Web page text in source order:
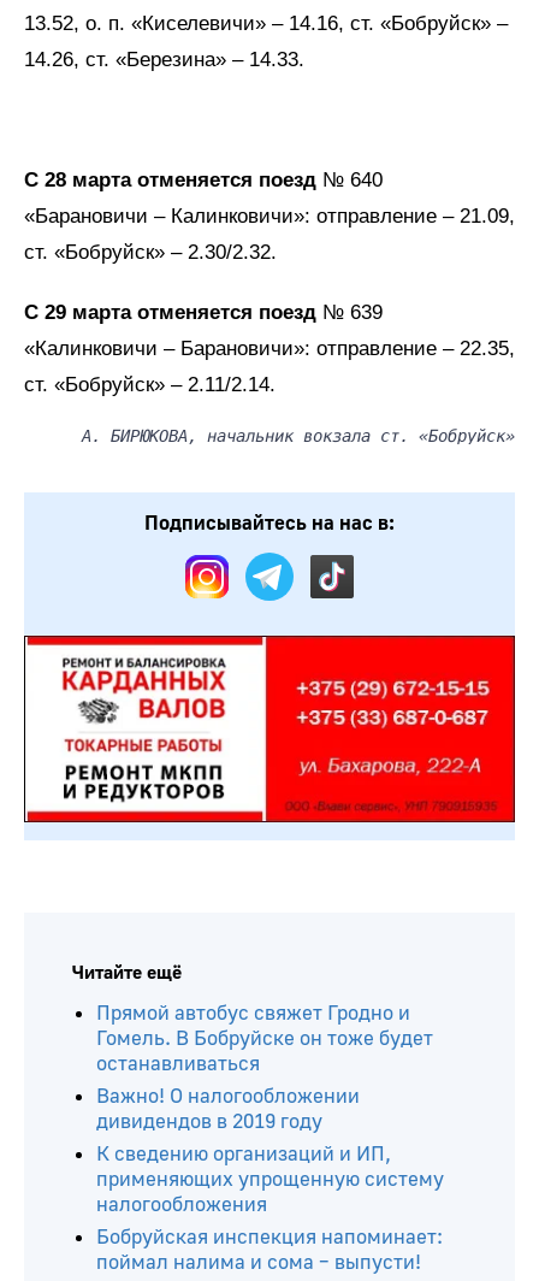
13.52, о. п. «Киселевичи» – 14.16, ст. «Бобруйск» –
14.26, ст. «Березина» – 14.33.
С 28 марта отменяется поезд № 640
«Барановичи – Калинковичи»: отправление – 21.09,
ст. «Бобруйск» – 2.30/2.32.
С 29 марта отменяется поезд № 639
«Калинковичи – Барановичи»: отправление – 22.35,
ст. «Бобруйск» – 2.11/2.14.
А. БИРЮКОВА, начальник вокзала ст. «Бобруйск»
Подписывайтесь на нас в:
Читайте ещё
Прямой автобус свяжет Гродно и
Гомель. В Бобруйске он тоже будет
останавливаться
Важно! О налогообложении
дивидендов в 2019 году
К сведению организаций и ИП,
применяющих упрощенную систему
налогообложения
Бобруйская инспекция напоминает:
поймал налима и сома – выпусти!